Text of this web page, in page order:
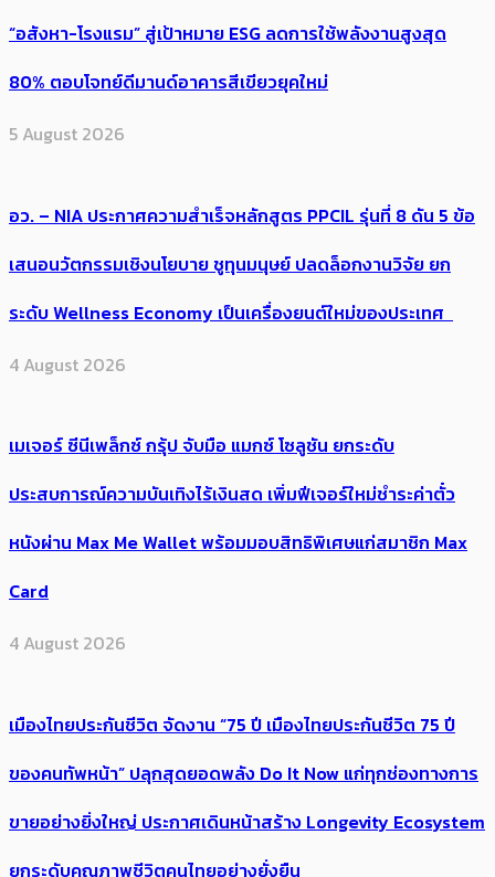
“อสังหา-โรงแรม” สู่เป้าหมาย ESG ลดการใช้พลังงานสูงสุด
80% ตอบโจทย์ดีมานด์อาคารสีเขียวยุคใหม่
5 August 2026
อว. – NIA ประกาศความสำเร็จหลักสูตร PPCIL รุ่นที่ 8 ดัน 5 ข้อ
เสนอนวัตกรรมเชิงนโยบาย ชูทุนมนุษย์ ปลดล็อกงานวิจัย ยก
ระดับ Wellness Economy เป็นเครื่องยนต์ใหม่ของประเทศ
4 August 2026
เมเจอร์ ซีนีเพล็กซ์ กรุ้ป จับมือ แมกซ์ โซลูชัน ยกระดับ
ประสบการณ์ความบันเทิงไร้เงินสด เพิ่มฟีเจอร์ใหม่ชำระค่าตั๋ว
หนังผ่าน Max Me Wallet พร้อมมอบสิทธิพิเศษแก่สมาชิก Max
Card
4 August 2026
เมืองไทยประกันชีวิต จัดงาน “75 ปี เมืองไทยประกันชีวิต 75 ปี
ของคนทัพหน้า” ปลุกสุดยอดพลัง Do It Now แก่ทุกช่องทางการ
ขายอย่างยิ่งใหญ่ ประกาศเดินหน้าสร้าง Longevity Ecosystem
ยกระดับคุณภาพชีวิตคนไทยอย่างยั่งยืน